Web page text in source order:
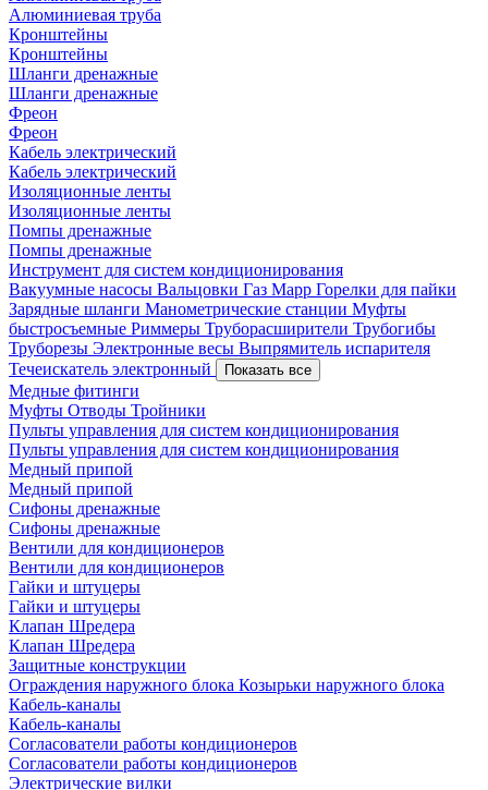
Алюминиевая труба
Кронштейны
Кронштейны
Шланги дренажные
Шланги дренажные
Фреон
Фреон
Кабель электрический
Кабель электрический
Изоляционные ленты
Изоляционные ленты
Помпы дренажные
Помпы дренажные
Инструмент для систем кондиционирования
Вакуумные насосы Вальцовки Газ Mapp Горелки для пайки
Зарядные шланги Манометрические станции Муфты
быстросъемные Риммеры Труборасширители Трубогибы
Труборезы Электронные весы Выпрямитель испарителя
Течеискатель электронный
Показать все
Медные фитинги
Муфты Отводы Тройники
Пульты управления для систем кондиционирования
Пульты управления для систем кондиционирования
Медный припой
Медный припой
Сифоны дренажные
Сифоны дренажные
Вентили для кондиционеров
Вентили для кондиционеров
Гайки и штуцеры
Гайки и штуцеры
Клапан Шредера
Клапан Шредера
Защитные конструкции
Ограждения наружного блока Козырьки наружного блока
Кабель-каналы
Кабель-каналы
Согласователи работы кондиционеров
Согласователи работы кондиционеров
Электрические вилки